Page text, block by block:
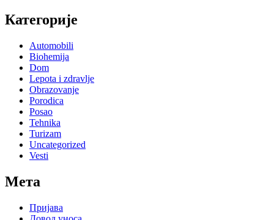
Категорије
Automobili
Biohemija
Dom
Lepota i zdravlje
Obrazovanje
Porodica
Posao
Tehnika
Turizam
Uncategorized
Vesti
Мета
Пријава